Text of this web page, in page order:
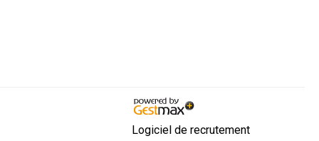
Logiciel de recrutement